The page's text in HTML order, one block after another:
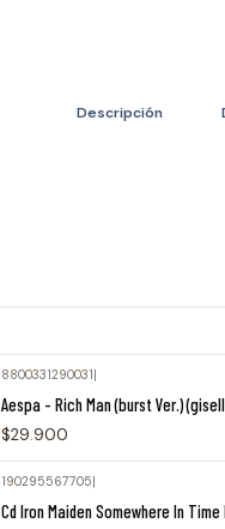
Descripción
8800331290031|
Aespa - Rich Man (burst Ver.)
$29.900
190295567705|
Cd Iron Maiden Somewhere In